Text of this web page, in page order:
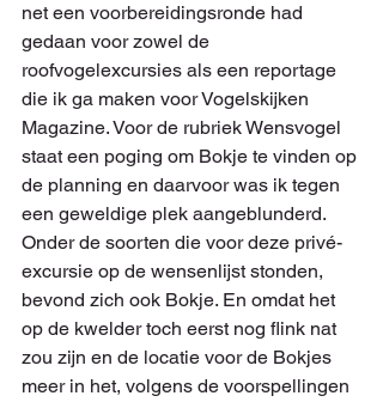
net een voorbereidingsronde had
gedaan voor zowel de
roofvogelexcursies als een reportage
die ik ga maken voor Vogelskijken
Magazine. Voor de rubriek Wensvogel
staat een poging om Bokje te vinden op
de planning en daarvoor was ik tegen
een geweldige plek aangeblunderd.
Onder de soorten die voor deze privé-
excursie op de wensenlijst stonden,
bevond zich ook Bokje. En omdat het
op de kwelder toch eerst nog flink nat
zou zijn en de locatie voor de Bokjes
meer in het, volgens de voorspellingen